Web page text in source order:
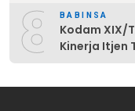
8 BABINSA
Kodam XIX/
Kinerja Itjen